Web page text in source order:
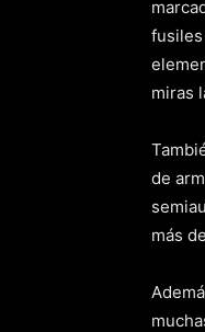
fusiles
miras
de
más